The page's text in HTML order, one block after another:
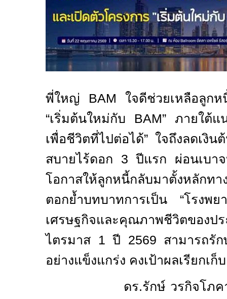
พี่ใหญ่ BAM ใจดีช่วยเหลือลูก
“เริ่มต้นใหม่กับ BAM” ภายใต้แ
เพื่อชีวิตที่ไปต่อได้” ใจถึงลดเงิ
สบายไร้ดอก 3 ปีแรก ผ่อนเบา
โอกาสให้ลูกหนี้กลับมาตั้งหลักท
ตอกย้ำบทบาทการเป็น “โรงพ
เศรษฐกิจและคุณภาพชีวิตของ
ไตรมาส 1 ปี 2569 สามารถรัก
อย่างแข็งแกร่ง คงเป้าผลเรียกเ
ดร.รักษ์ วรกิจโภคาทร